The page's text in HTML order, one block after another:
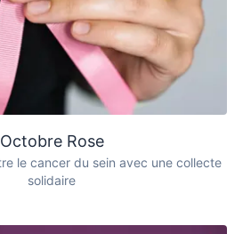
Octobre Rose
le cancer du sein avec une collecte
solidaire